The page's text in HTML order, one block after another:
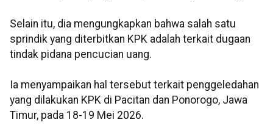
Selain itu, dia mengungkapkan bahwa salah satu
sprindik yang diterbitkan KPK adalah terkait dugaan
tindak pidana pencucian uang.
Ia menyampaikan hal tersebut terkait penggeledahan
yang dilakukan KPK di Pacitan dan Ponorogo, Jawa
Timur, pada 18-19 Mei 2026.